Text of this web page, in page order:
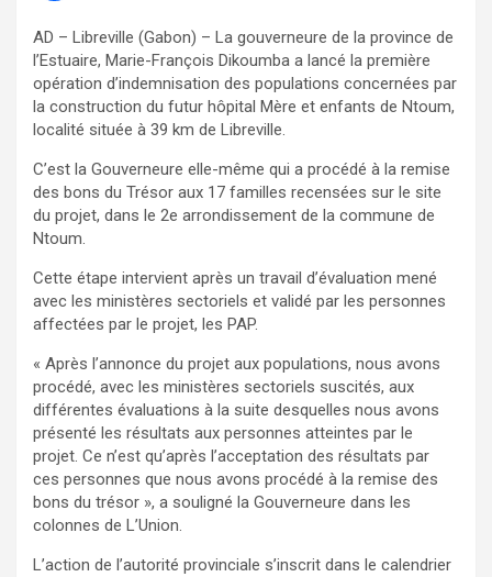
AD – Libreville (Gabon) – La gouverneure de la province de
l’Estuaire, Marie-François Dikoumba a lancé la première
opération d’indemnisation des populations concernées par
la construction du futur hôpital Mère et enfants de Ntoum,
localité située à 39 km de Libreville.
C’est la Gouverneure elle-même qui a procédé à la remise
des bons du Trésor aux 17 familles recensées sur le site
du projet, dans le 2e arrondissement de la commune de
Ntoum.
Cette étape intervient après un travail d’évaluation mené
avec les ministères sectoriels et validé par les personnes
affectées par le projet, les PAP.
« Après l’annonce du projet aux populations, nous avons
procédé, avec les ministères sectoriels suscités, aux
différentes évaluations à la suite desquelles nous avons
présenté les résultats aux personnes atteintes par le
projet. Ce n’est qu’après l’acceptation des résultats par
ces personnes que nous avons procédé à la remise des
bons du trésor », a souligné la Gouverneure dans les
colonnes de L’Union.
L’action de l’autorité provinciale s’inscrit dans le calendrier